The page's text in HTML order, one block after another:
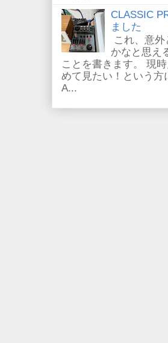
CLASSIC
ました
これ、意
かなと思え
ことを書きます。 現
めて見たい！という
A...